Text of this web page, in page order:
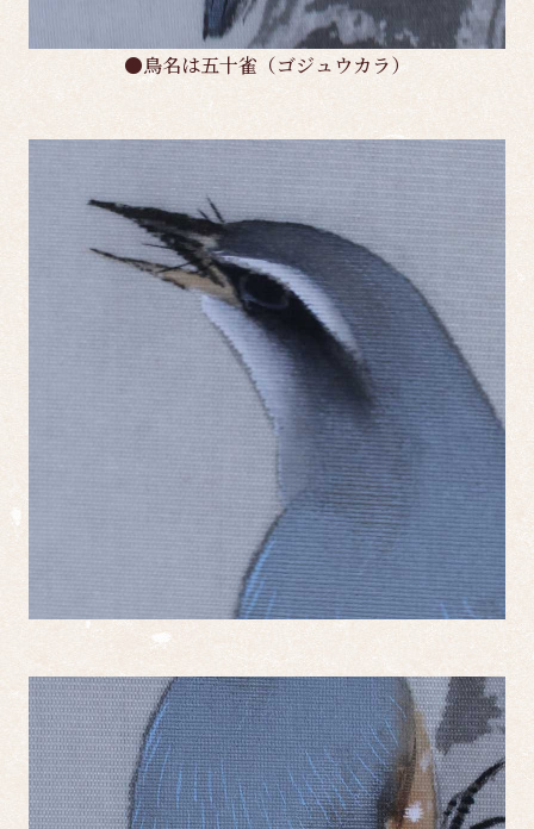
●鳥名は五十雀（ゴジュウカラ）